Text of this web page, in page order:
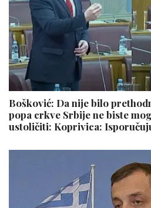
Bošković: Da nije bilo
popa crkve Srbije ne biste
ustoličiti: Koprivica: